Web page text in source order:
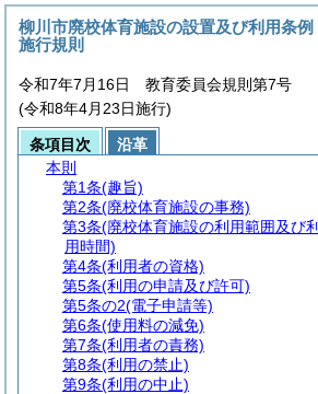
柳川市廃校体育施設の設置及び利用条例
施行規則
令和7年7月16日 教育委員会規則第7号
(令和8年4月23日施行)
条項目次
沿革
本則
第1条(趣旨)
第2条(廃校体育施設の事務)
第3条(廃校体育施設の利用範囲及び利
用時間)
第4条(利用者の資格)
第5条(利用の申請及び許可)
第5条の2(電子申請等)
第6条(使用料の減免)
第7条(利用者の責務)
第8条(利用の禁止)
第9条(利用の中止)